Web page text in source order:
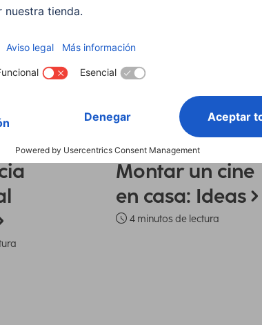
del televisor
TV y cine en casa: consejos
Equipar el salón del televisor
Montar un cine
en casa: Ideas
4 minutos de lectura